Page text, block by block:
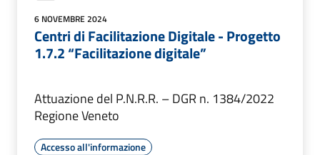
6 NOVEMBRE 2024
Centri di Facilitazione Digitale - Progetto
1.7.2 “Facilitazione digitale”
Attuazione del P.N.R.R. – DGR n. 1384/2022
Regione Veneto
Accesso all'informazione